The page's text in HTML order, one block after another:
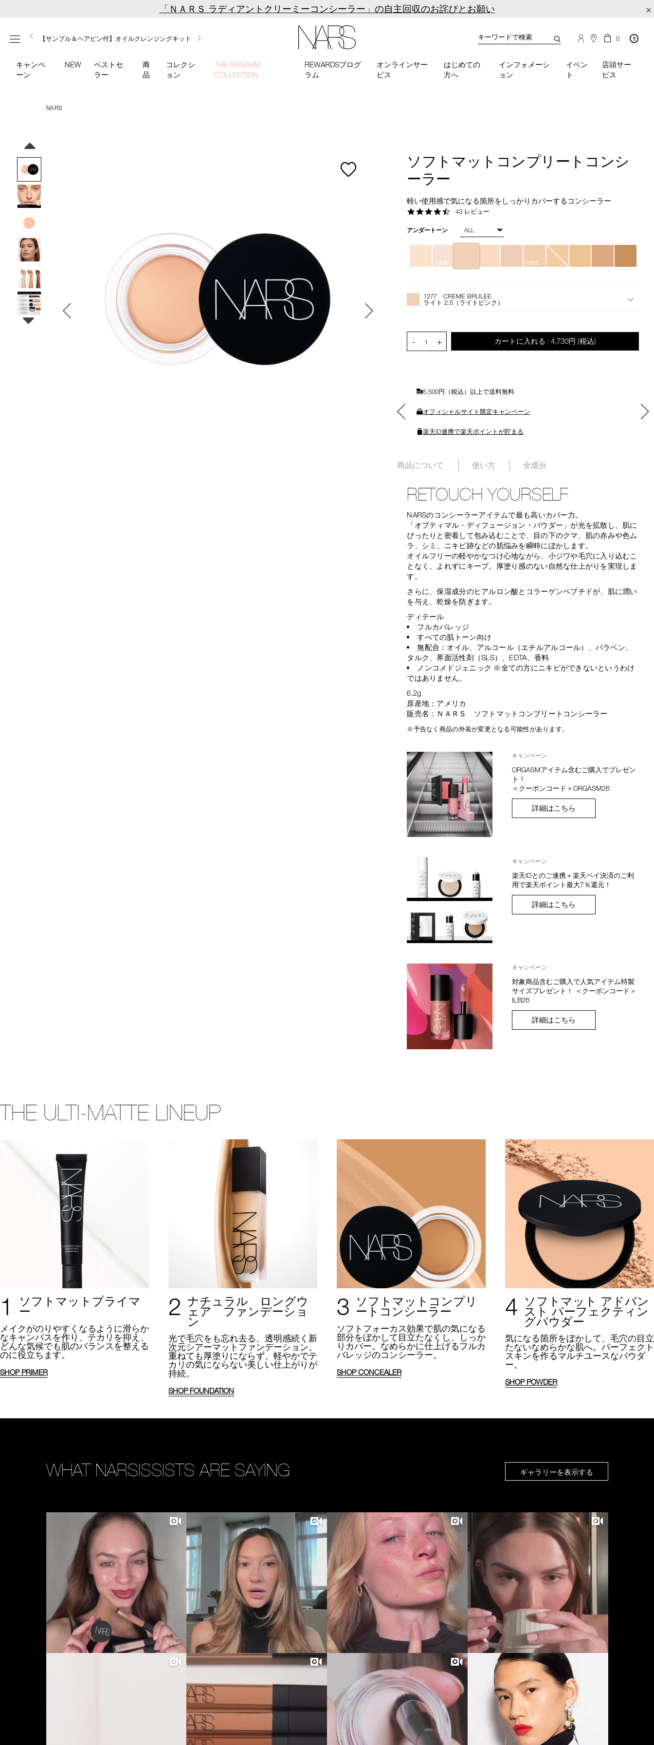
content
×
「ＮＡＲＳ ラディアントクリーミーコンシーラー」の自主回収のお詫びとお願い
メニュー
【ミニパフプレゼント】新リキッドブラッシュご購入でプ
レゼント
【はじめての購入はこちらから】新リキッドブラッシュス
ターターキット
【サンプル＆ヘアピン付】オイルクレンジングキット
【ギフトショッパープレゼント】カラーアイテムをあの人
へのプレゼントに
【ポーチ＆ブラッシュプレゼント】ORGASM CAMPAIGN
キャンペ
ーン
NEW
ベストセ
ラー
商
品
コレクシ
ョン
THE ORGASM
COLLECTION
REWARDSプログ
ラム
オンラインサー
ビス
はじめての
方へ
インフォメーシ
ョン
イベン
ト
店頭サー
ビス
カ
タ
検
use
on
your
to
access
suggestions
given
submit
this
search
entered.
カ
の
商
品
0
NARS
complete-
concealer-
1277/4535683065818.html
4535683065818
ソフトマットコンプリートコンシ
ーラー
軽い使用感で気になる箇所をしっかりカバーするコンシーラー
4.7
rating
43 レビュー
バ
エ
シ
アンダートーン
人気色 中間色
プ
を
カ
ー
Actions1277 CRÈME BRULEE
ライト 2.5（ライトピンク）
- 1 + カートに入れる 4,730円 (税込)
5,500円（税込）以上で送料無料
オフィシャルサイト限定キャンペーン
楽天ID連携で楽天ポイントが貯まる
商品について 使い方 全成分
RETOUCH YOURSELF
NARSのコンシーラーアイテムで最も高いカバー力。
「オプティマル・ディフュージョン・パウダー」が光を拡散し、肌に
ぴったりと密着して包み込むことで、目の下のクマ、肌の赤みや色ム
ラ、シミ、ニキビ跡などの肌悩みを瞬時にぼかします。
オイルフリーの軽やかなつけ心地ながら、小ジワや毛穴に入り込むこ
となく、よれずにキープ。厚塗り感のない自然な仕上がりを実現しま
す。
さらに、保湿成分のヒアルロン酸とコラーゲンペプチドが、肌に潤い
を与え、乾燥を防ぎます。
ディテール
フルカバレッジ
すべての肌トーン向け
無配合：オイル、アルコール（エチルアルコール）、パラベン、
タルク、界面活性剤（SLS）、EDTA、香料
ノンコメドジェニック ※全ての方にニキビができないというわけ
ではありません。
6.2g
原産地：アメリカ
販売名：ＮＡＲＳ ソフトマットコンプリートコンシーラー
※予告なく商品の外装が変更となる可能性があります。
キャンペーン
ORGASMアイテム含むご購入でプレゼン
ト！
＜クーポンコード＞ORGASM26
詳細はこちら
キャンペーン
楽天IDとのご連携＋楽天ペイ決済のご利
用で楽天ポイント最大7％還元！
詳細はこちら
キャンペーン
対象商品含むご購入で人気アイテム特製
サイズプレゼント！ ＜クーポンコード＞
ILB26
詳細はこちら
THE ULTI-MATTE LINEUP
1 ソフトマットプライマ
ー
メイクがのりやすくなるように滑らか
なキャンバスを作り、テカリを抑え、
どんな気候でも肌のバランスを整える
のに役立ちます。
SHOP PRIMER
2 ナチュラル ロングウ
ェア ファンデーショ
ン
光で毛穴をも忘れ去る、透明感続く新
次元シアーマットファンデーション。
重ねても厚塗りにならず、軽やかでテ
カリの気にならない美しい仕上がりが
持続。
SHOP FOUNDATION
3 ソフトマットコンプリ
ートコンシーラー
ソフトフォーカス効果で肌の気になる
部分をぼかして目立たなくし、しっか
りカバー。 なめらかに仕上げるフルカ
バレッジのコンシーラー。
SHOP CONCEALER
4 ソフトマット アドバン
スト パーフェクティン
グパウダー
気になる箇所をぼかして、 毛穴の目立
たないなめらかな肌へ。 パーフェクト
スキンを作るマルチユースなパウダ
ー。
SHOP POWDER
WHAT NARSISSISTS ARE SAYING ギャラリーを表示する